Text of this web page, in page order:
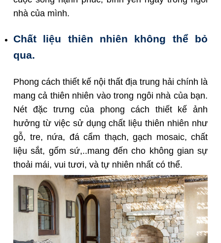
nhà của mình.
Chất liệu thiên nhiên không thể bỏ
qua.
Phong cách thiết kế nội thất địa trung hải chính là
mang cả thiên nhiên vào trong ngôi nhà của bạn.
Nét đặc trưng của phong cách thiết kế ảnh
hưởng từ việc sử dụng chất liệu thiên nhiên như
gỗ, tre, nứa, đá cẩm thạch, gạch mosaic, chất
liệu sắt, gốm sứ,..mang đến cho không gian sự
thoải mái, vui tươi, và tự nhiên nhất có thể.